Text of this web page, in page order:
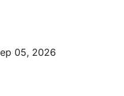
05, 2026